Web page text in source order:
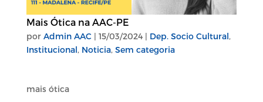
Mais Ótica na AAC-PE
por Admin AAC| 15/03/2024| Dep. Socio Cultural,
Institucional, Noticia, Sem categoria
mais ótica